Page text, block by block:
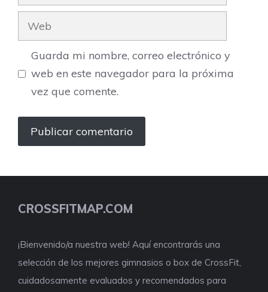
Web
Guarda mi nombre, correo electrónico y
web en este navegador para la próxima
vez que comente.
CROSSFITMAP.COM
¡Bienvenido/a nuestra web! Aquí encontrarás una
selección de los mejores gimnasios o box de CrossFit,
cuidadosamente evaluados y recomendados para